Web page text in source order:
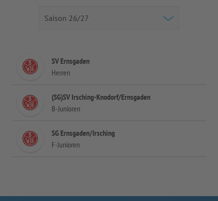
SV Ernsgaden
Herren
(SG)SV Irsching-Knodorf/Ernsgaden
B-Junioren
SG Ernsgaden/Irsching
F-Junioren